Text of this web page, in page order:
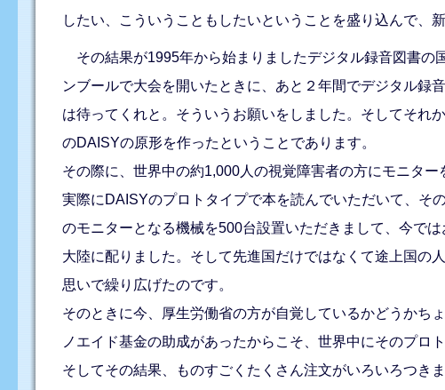
したい、こういうこともしたいということを盛り込んで、
その結果が1995年から始まりましたデジタル録音図書の
ンブールで大会を開いたときに、あと２年間でデジタル録
は待ってくれと。そういうお願いをしました。そしてそれ
のDAISYの原形を作ったということであります。
その際に、世界中の約1,000人の視覚障害者の方にモニタ
実際にDAISYのプロトタイプで本を読んでいただいて、そ
のモニターとなる機械を500台設置いただきまして、今で
大陸に配りました。そして先進国だけではなくて途上国の
思いで繰り広げたのです。
そのときに今、厚生労働省の方が自覚しているかどうかち
ノエイド基金の助成があったからこそ、世界中にそのプロ
そしてその結果、ものすごくたくさん注文がいろいろつき